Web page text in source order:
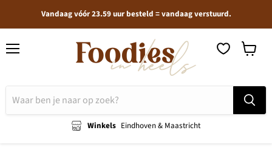
Vandaag vóór 23.59 uur besteld = vandaag verstuurd.
Winkels Eindhoven & Maastricht